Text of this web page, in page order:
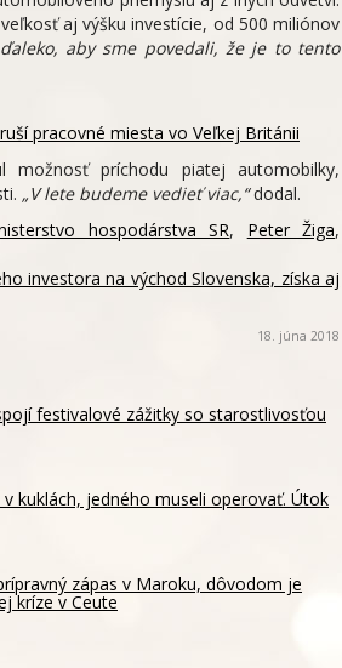
aj výšku investície, od 500 miliónov
aby sme povedali, že je to tento
pracovné miesta vo Veľkej Británii
možnosť príchodu piatej automobilky,
„V lete budeme vedieť viac,“dodal.
hospodárstva SR, Peter Žiga,
investora na východ Slovenska, získa aj
18. júna 2018
festivalové zážitky so starostlivosťou
kuklách, jedného museli operovať. Útok
zápas v Maroku, dôvodom je
kríze v Ceute